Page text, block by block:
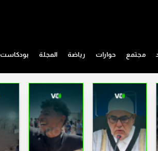
مجتمع حوارات رياضة المجلة بودكاست